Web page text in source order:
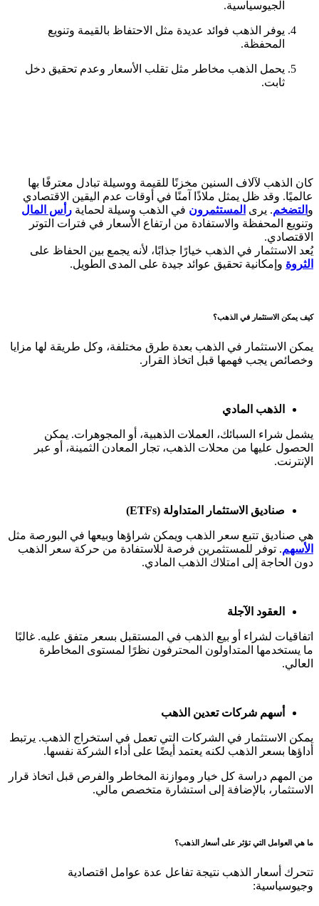
الجيوسياسية.
يوفر الذهب فوائد عديدة مثل الاحتفاظ بالقيمة وتنويع
المحفظة.
يحمل الذهب مخاطر مثل تقلب الأسعار وعدم تحقيق دخل
ثابت.
كان الذهب لآلاف السنين مخزنًا للقيمة ووسيلة تبادل معترفًا بها
عالميًا. وقد ظل يمثل ملاذًا آمنًا في أوقات عدم اليقين الاقتصادي
و التضخم. يرى المستثمرون في الذهب وسيلة لحماية رأس المال
وتنويع المحفظة والاستفادة من ارتفاع الأسعار في فترات التوتر
الاقتصادي.
يُعد الاستثمار في الذهب خيارًا جذابًا، لأنه يجمع بين الحفاظ على
الثروة وإمكانية تحقيق عوائد جيدة على المدى الطويل.
كيف يمكن الاستثمار في الذهب؟
يمكن الاستثمار في الذهب بعدة طرق مختلفة، وكل طريقة لها مزايا
وخصائص يجب فهمها قبل اتخاذ القرار.
الذهب المادي
يشمل شراء السبائك، العملات الذهبية، أو المجوهرات. يمكن
الحصول عليها من محلات الذهب، تجار المعادن الثمينة، أو عبر
الإنترنت.
صناديق الاستثمار المتداولة (ETFs)
هي صناديق تتبع سعر الذهب ويمكن شراؤها وبيعها في البورصة مثل
الأسهم. توفر للمستثمرين فرصة للاستفادة من حركة سعر الذهب
دون الحاجة إلى امتلاك الذهب المادي.
العقود الآجلة
اتفاقيات لشراء أو بيع الذهب في المستقبل بسعر متفق عليه. غالبًا
ما يستخدمها المتداولون المحترفون نظرًا لمستوى المخاطرة
العالي.
أسهم شركات تعدين الذهب
يمكن الاستثمار في الشركات التي تعمل في استخراج الذهب. يرتبط
أداؤها بسعر الذهب لكنه يعتمد أيضًا على أداء الشركة نفسها.
من المهم دراسة كل خيار وموازنة المخاطر والفرص قبل اتخاذ قرار
الاستثمار، بالإضافة إلى استشارة متخصص مالي.
ما هي العوامل التي تؤثر على أسعار الذهب؟
تتحرك أسعار الذهب نتيجة تفاعل عدة عوامل اقتصادية
وجيوسياسية: